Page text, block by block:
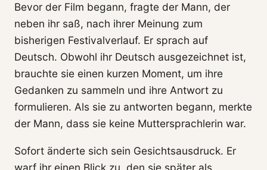
Bevor der Film begann, fragte der Mann, der
neben ihr saß, nach ihrer Meinung zum
bisherigen Festivalverlauf. Er sprach auf
Deutsch. Obwohl ihr Deutsch ausgezeichnet ist,
brauchte sie einen kurzen Moment, um ihre
Gedanken zu sammeln und ihre Antwort zu
formulieren. Als sie zu antworten begann, merkte
der Mann, dass sie keine Muttersprachlerin war.
Sofort änderte sich sein Gesichtsausdruck. Er
warf ihr einen Blick zu, den sie später als